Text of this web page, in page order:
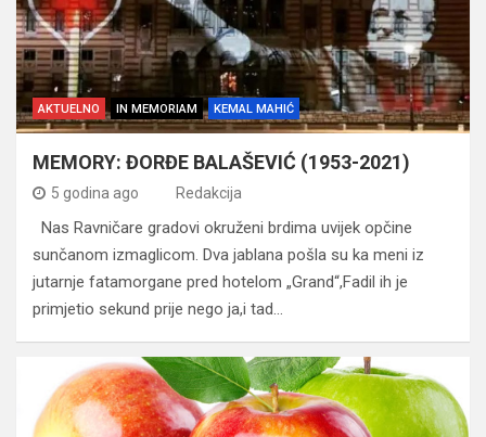
AKTUELNO IN MEMORIAM KEMAL MAHIĆ
MEMORY: ĐORĐE BALAŠEVIĆ (1953-2021)
5 godina ago Redakcija
Nas Ravničare gradovi okruženi brdima uvijek opčine
sunčanom izmaglicom. Dva jablana pošla su ka meni iz
jutarnje fatamorgane pred hotelom „Grand“,Fadil ih je
primjetio sekund prije nego ja,i tad…